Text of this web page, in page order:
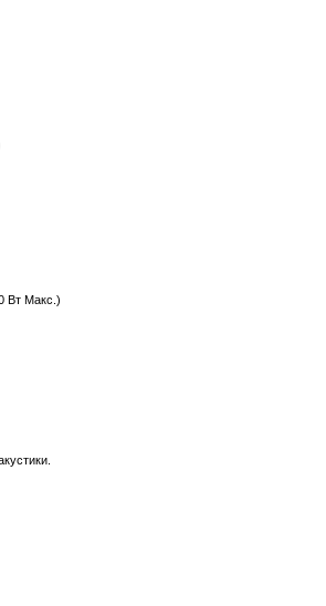
Вт Макс.)